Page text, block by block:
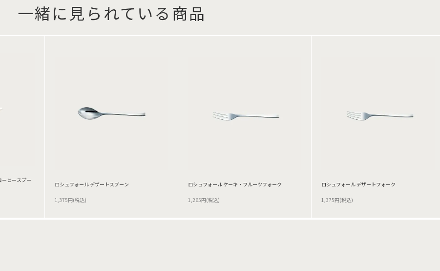
一緒に見られている商品
ーヒースプー
ロシュフォール デザートスプーン
1,375円(税込)
ロシュフォール ケーキ・フルーツフォーク
1,265円(税込)
ロシュフォール デザートフォーク
1,375円(税込)